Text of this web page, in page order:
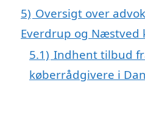
5) Oversigt over
Everdrup og Næstved
5.1) Indhent tilbud
køberrådgivere i